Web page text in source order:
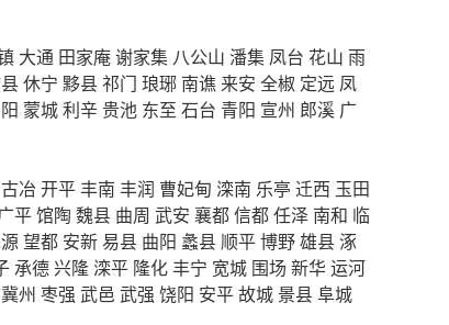
大通 田家庵谢家集 八公山 潘集 凤台 花山 雨
休宁 黟县祁门 琅琊 南谯 来安 全椒 定远 凤
蒙城利辛 贵池 东至 石台 青阳 宣州 郎溪 广
古冶 开平丰南 丰润 曹妃甸 滦南 乐亭 迁西 玉田
平馆陶 魏县 曲周 武安 襄都信都任泽 南和 临
望都 安新易县 曲阳 蠡县 顺平博野雄县涿
承德兴隆 滦平 隆化丰宁 宽城 围场 新华运河
冀州 枣强 武邑 武强 饶阳 安平故城 景县阜城